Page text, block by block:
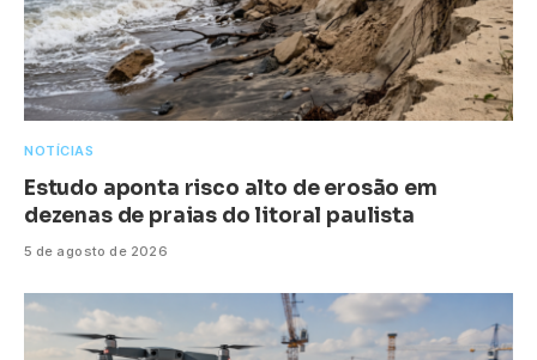
NOTÍCIAS
Estudo aponta risco alto de erosão em
dezenas de praias do litoral paulista
5 de agosto de 2026